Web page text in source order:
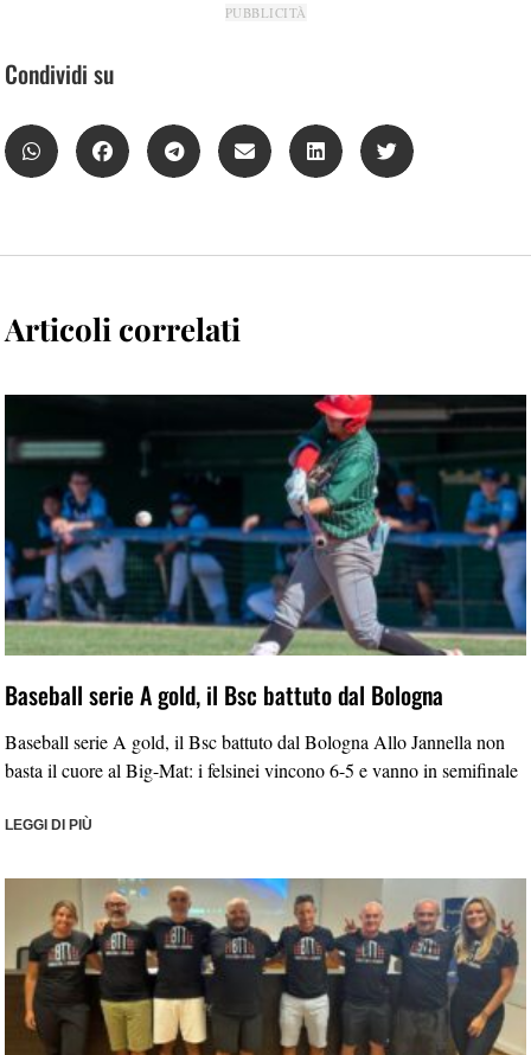
PUBBLICITÀ
Condividi su
Articoli correlati
Baseball serie A gold, il Bsc battuto dal Bologna
Baseball serie A gold, il Bsc battuto dal Bologna Allo Jannella non
basta il cuore al Big-Mat: i felsinei vincono 6-5 e vanno in semifinale
LEGGI DI PIÙ